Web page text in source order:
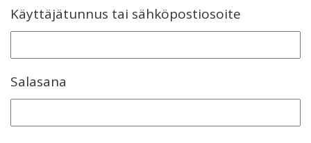
Käyttäjätunnus tai sähköpostiosoite
Salasana